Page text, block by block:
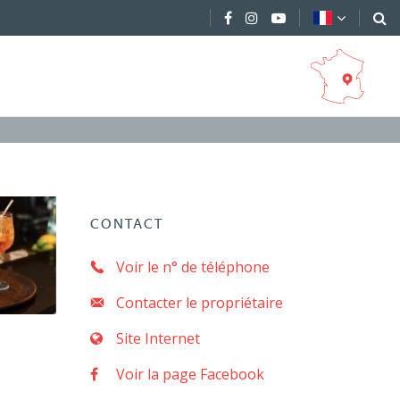
CONTACT
Voir le n° de téléphone
Contacter le propriétaire
Site Internet
Voir la page Facebook